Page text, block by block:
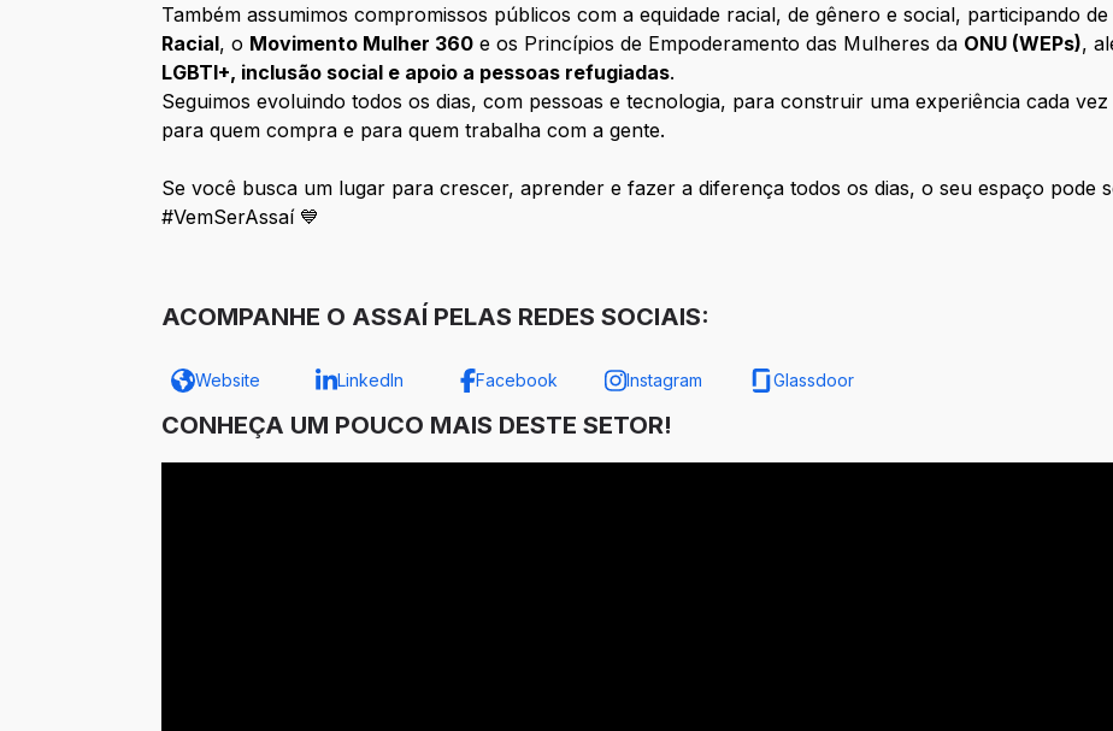
Também assumimos compromissos públicos com a equidade racial, de gênero e social, participando
Racial, o Movimento Mulher 360 e os Princípios de Empoderamento das Mulheres da ONU (WEPs),
LGBTI+, inclusão social e apoio a pessoas refugiadas.
Seguimos evoluindo todos os dias, com pessoas e tecnologia, para construir uma experiência cada
para quem compra e para quem trabalha com a gente.
Se você busca um lugar para crescer, aprender e fazer a diferença todos os dias, o seu espaço pode
#VemSerAssaí 💙
ACOMPANHE O ASSAÍ PELAS REDES SOCIAIS:
Website LinkedIn Facebook Instagram Glassdoor
CONHEÇA UM POUCO MAIS DESTE SETOR!